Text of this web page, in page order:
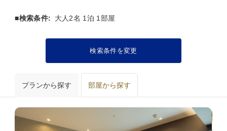
■検索条件: 大人2名 1泊 1部屋
検索条件を変更
プランから探す 部屋から探す